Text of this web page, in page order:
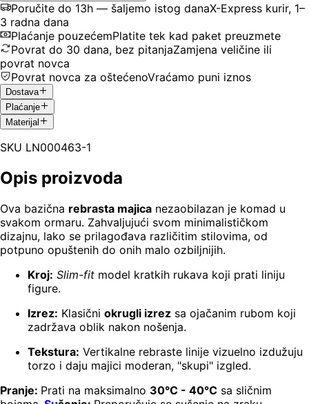
Poručite do 13h — šaljemo istog danaX-Express kurir, 1–
3 radna dana
Plaćanje pouzećemPlatite tek kad paket preuzmete
Povrat do 30 dana, bez pitanjaZamjena veličine ili
povrat novca
Povrat novca za oštećenoVraćamo puni iznos
Dostava
Plaćanje
Materijal
SKU LN000463-1
Opis proizvoda
Ova bazična rebrasta majica nezaobilazan je komad u
svakom ormaru. Zahvaljujući svom minimalističkom
dizajnu, lako se prilagođava različitim stilovima, od
potpuno opuštenih do onih malo ozbiljnijih.
Kroj: Slim-fit model kratkih rukava koji prati liniju
figure.
Izrez: Klasični okrugli izrez sa ojačanim rubom koji
zadržava oblik nakon nošenja.
Tekstura: Vertikalne rebraste linije vizuelno izdužuju
torzo i daju majici moderan, "skupi" izgled.
Pranje: Prati na maksimalno 30°C - 40°C sa sličnim